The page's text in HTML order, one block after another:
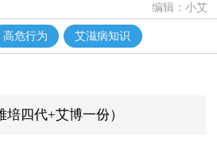
编辑：小艾
高危行为 艾滋病知识
四代+艾博一份）